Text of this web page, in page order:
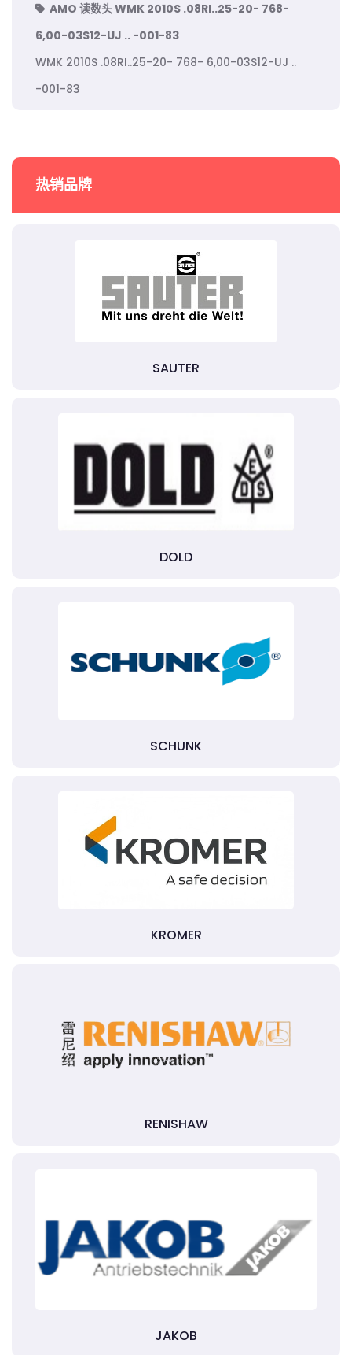
AMO 读数头 WMK 2010S .08RI..25-20- 768-
6,00-03S12-UJ .. -001-83
WMK 2010S .08RI..25-20- 768- 6,00-03S12-UJ ..
-001-83
热销品牌
SAUTER
DOLD
SCHUNK
KROMER
RENISHAW
JAKOB